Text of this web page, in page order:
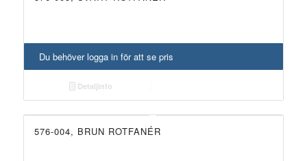
Du behöver logga in för att se pris
Detaljinfo
576-004, BRUN ROTFANÉR